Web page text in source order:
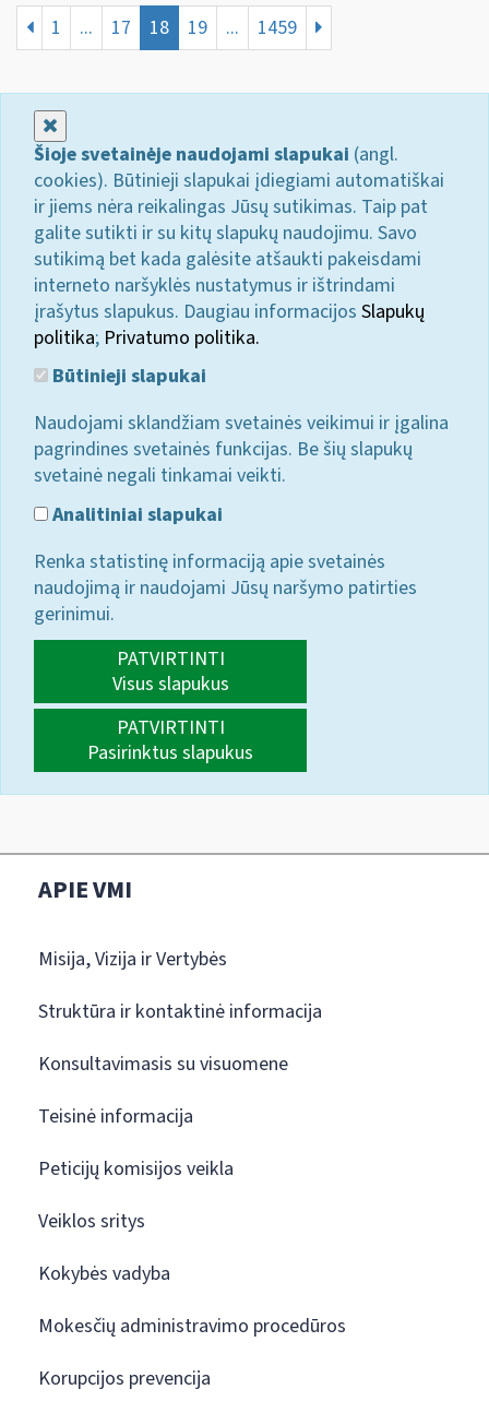
1 ... 17 18 19 ... 1459
Šioje svetainėje naudojami slapukai (angl.
cookies). Būtinieji slapukai įdiegiami automatiškai
ir jiems nėra reikalingas Jūsų sutikimas. Taip pat
galite sutikti ir su kitų slapukų naudojimu. Savo
sutikimą bet kada galėsite atšaukti pakeisdami
interneto naršyklės nustatymus ir ištrindami
įrašytus slapukus. Daugiau informacijos Slapukų
politika; Privatumo politika.
Būtinieji slapukai
Naudojami sklandžiam svetainės veikimui ir įgalina
pagrindines svetainės funkcijas. Be šių slapukų
svetainė negali tinkamai veikti.
Analitiniai slapukai
Renka statistinę informaciją apie svetainės
naudojimą ir naudojami Jūsų naršymo patirties
gerinimui.
PATVIRTINTI
Visus slapukus
PATVIRTINTI
Pasirinktus slapukus
APIE VMI
Misija, Vizija ir Vertybės
Struktūra ir kontaktinė informacija
Konsultavimasis su visuomene
Teisinė informacija
Peticijų komisijos veikla
Veiklos sritys
Kokybės vadyba
Mokesčių administravimo procedūros
Korupcijos prevencija